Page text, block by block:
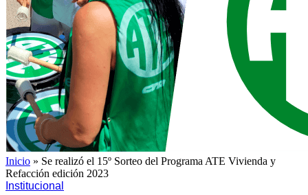
Inicio » Se realizó el 15º Sorteo del Programa ATE Vivienda y
Refacción edición 2023
Institucional